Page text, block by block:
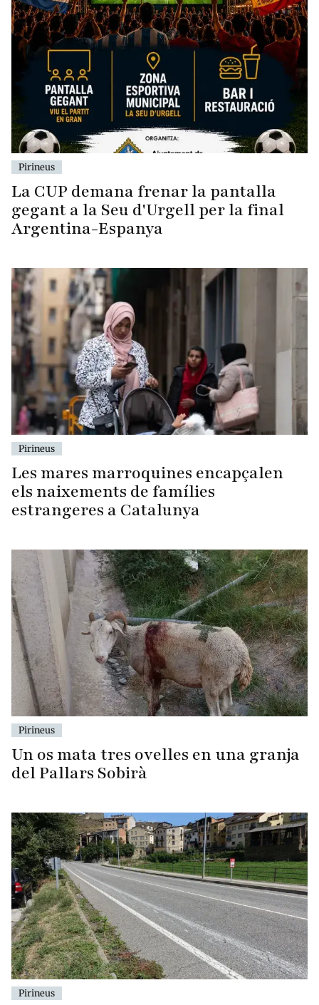
Pirineus
La CUP demana frenar la pantalla
gegant a la Seu d'Urgell per la final
Argentina-Espanya
Pirineus
Les mares marroquines encapçalen
els naixements de famílies
estrangeres a Catalunya
Pirineus
Un os mata tres ovelles en una granja
del Pallars Sobirà
Pirineus